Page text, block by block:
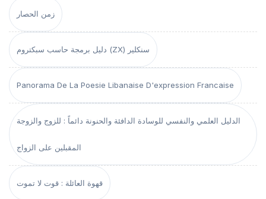
زمن الحصار
دليل برمجة حاسب سبكتروم (ZX) سنكلير
Panorama De La Poesie Libanaise D'expression Francaise
الدليل العلمي والنفسي للوسادة الدافئة والحنونة دائماً : للزوج والزوجة
المقبلين على الزواج
قهوة العائلة : قوت لا تموت